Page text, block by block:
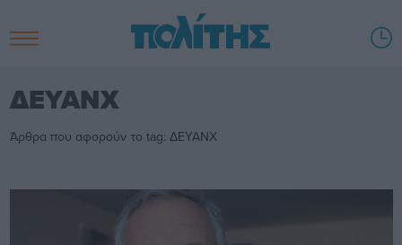
ΔΕΥΑΝΧ
Άρθρα που αφορούν το tag: ΔΕΥΑΝΧ